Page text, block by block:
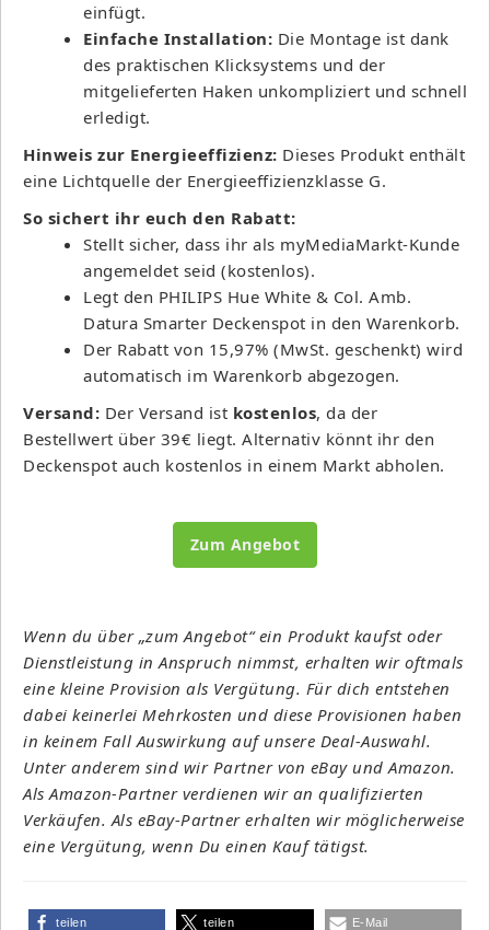
einfügt.
Einfache Installation: Die Montage ist dank
des praktischen Klicksystems und der
mitgelieferten Haken unkompliziert und schnell
erledigt.
Hinweis zur Energieeffizienz: Dieses Produkt enthält
eine Lichtquelle der Energieeffizienzklasse G.
So sichert ihr euch den Rabatt:
Stellt sicher, dass ihr als myMediaMarkt-Kunde
angemeldet seid (kostenlos).
Legt den PHILIPS Hue White & Col. Amb.
Datura Smarter Deckenspot in den Warenkorb.
Der Rabatt von 15,97% (MwSt. geschenkt) wird
automatisch im Warenkorb abgezogen.
Versand: Der Versand ist kostenlos, da der
Bestellwert über 39€ liegt. Alternativ könnt ihr den
Deckenspot auch kostenlos in einem Markt abholen.
Zum Angebot
Wenn du über „zum Angebot“ ein Produkt kaufst oder
Dienstleistung in Anspruch nimmst, erhalten wir oftmals
eine kleine Provision als Vergütung. Für dich entstehen
dabei keinerlei Mehrkosten und diese Provisionen haben
in keinem Fall Auswirkung auf unsere Deal-Auswahl.
Unter anderem sind wir Partner von eBay und Amazon.
Als Amazon-Partner verdienen wir an qualifizierten
Verkäufen. Als eBay-Partner erhalten wir möglicherweise
eine Vergütung, wenn Du einen Kauf tätigst.
teilen teilen E-Mail